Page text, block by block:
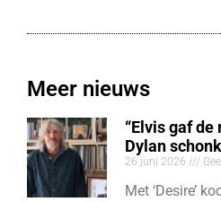
Meer nieuws
“Elvis gaf
Dylan
26 juni 2026
Met ‘Desire’